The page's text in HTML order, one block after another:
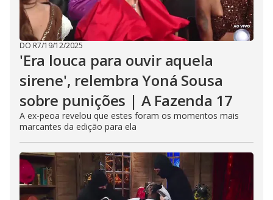
DO R7/19/12/2025
'Era louca para ouvir aquela
sirene', relembra Yoná Sousa
sobre punições | A Fazenda 17
A ex-peoa revelou que estes foram os momentos mais
marcantes da edição para ela